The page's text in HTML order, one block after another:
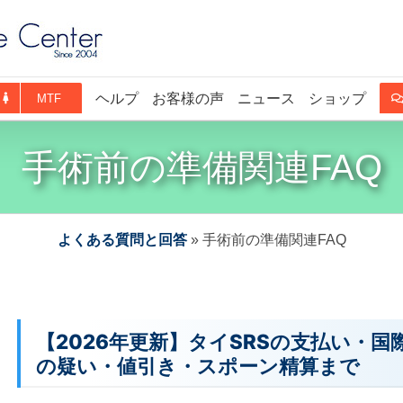
MTF ヘルプ お客様の声 ニュース ショップ
手術前の準備関連FAQ
よくある質問と回答» 手術前の準備関連FAQ
【2026年更新】タイSRSの支払い・国
の疑い・値引き・スポーン精算まで